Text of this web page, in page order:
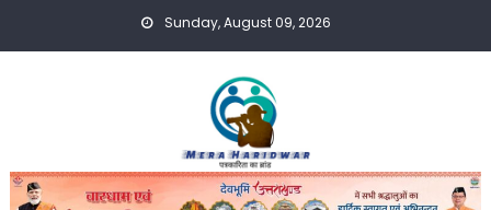
Sunday, August 09, 2026